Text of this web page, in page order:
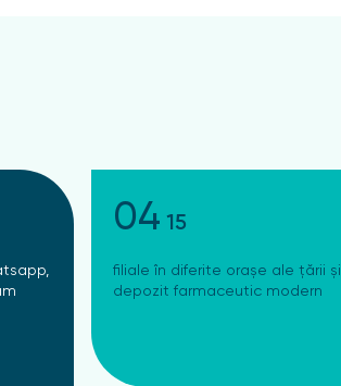
04 15
filiale în diferite orașe ale țării și
depozit farmaceutic modern